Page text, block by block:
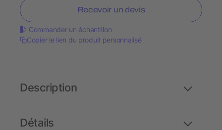
Recevoir un devis
Commander un échantillon
Copier le lien du produit personnalisé
Détails
Description